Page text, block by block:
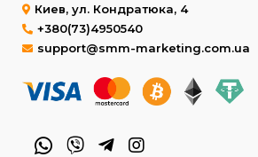
Киев, ул. Кондратюка, 4
+380(73)4950540
support@smm-marketing.com.ua